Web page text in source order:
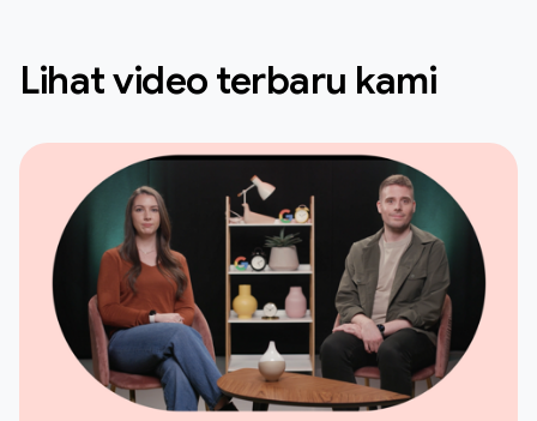
Lihat video terbaru kami